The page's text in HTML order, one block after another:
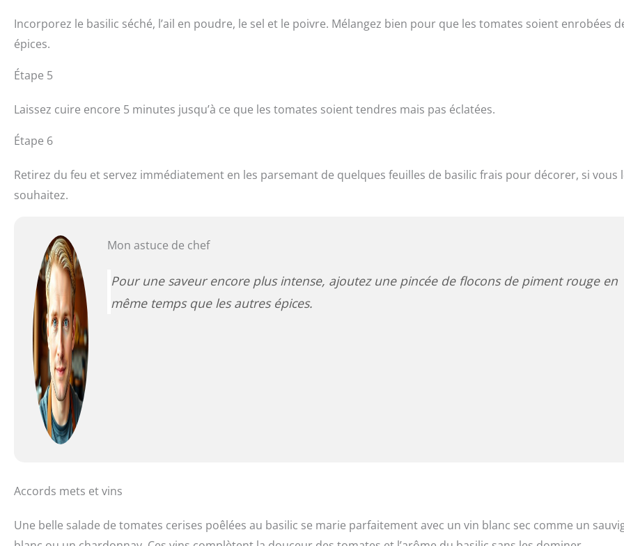
Incorporez le basilic séché, l’ail en poudre, le sel et le poivre. Mélangez bien pour que les tomates soient enrobées
épices.
Étape 5
Laissez cuire encore 5 minutes jusqu’à ce que les tomates soient tendres mais pas éclatées.
Étape 6
Retirez du feu et servez immédiatement en les parsemant de quelques feuilles de basilic frais pour décorer, si vous
souhaitez.
Mon astuce de chef
Pour une saveur encore plus intense, ajoutez une pincée de flocons de piment rouge en
même temps que les autres épices.
Accords mets et vins
Une belle salade de tomates cerises poêlées au basilic se marie parfaitement avec un vin blanc sec comme un